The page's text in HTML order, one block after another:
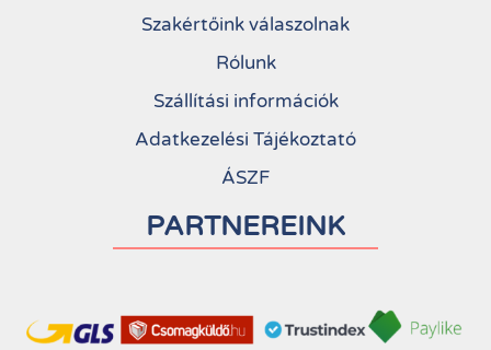
Szakértőink válaszolnak
Rólunk
Szállítási információk
Adatkezelési Tájékoztató
ÁSZF
PARTNEREINK